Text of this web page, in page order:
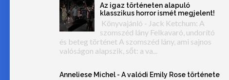
Az igaz történeten alapuló
klasszikus horror ismét megjelent!
Könyvajánló - Jack Ketchum: A
szomszéd lány Felkavaró, undorító
és beteg történet A szomszéd lány, ami sajnos
valóságon alapszik, sőt: a va...
Anneliese Michel - A valódi Emily Rose története